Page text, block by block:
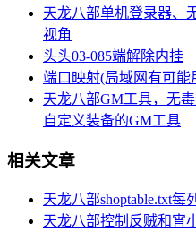
天龙八部单机登录器、
视角
头头03-085端解除内挂
端口映射(局域网有可能
天龙八部GM工具，无
自定义装备的GM工具
相关文章
天龙八部shoptable.txt每
天龙八部控制反贼和宵